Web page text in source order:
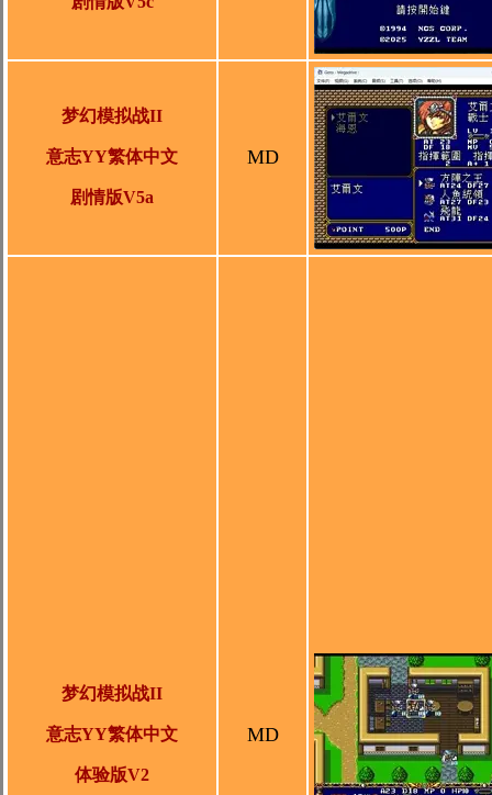
梦幻模拟战II
意志YY繁体中文
剧情版V5a
MD
梦幻模拟战II
意志YY繁体中文
体验版V2
MD